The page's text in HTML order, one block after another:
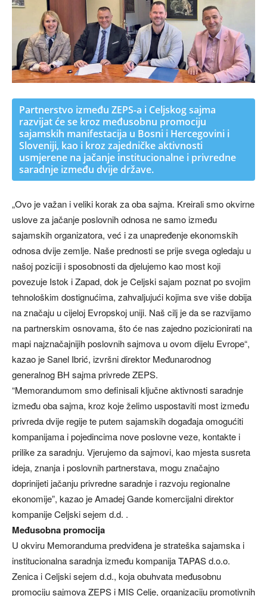
Partnerstvo između ZEPS-a i Celjskog sajma
razvijat će se kroz međusobnu promociju
sajamskih manifestacija u Bosni i Hercegovini i
Sloveniji, kao i kroz zajedničke aktivnosti
usmjerene na jačanje institucionalne i privredne
saradnje između dvije države.
„Ovo je važan i veliki korak za oba sajma. Kreirali smo okvirne
uslove za jačanje poslovnih odnosa ne samo između
sajamskih organizatora, već i za unapređenje ekonomskih
odnosa dvije zemlje. Naše prednosti se prije svega ogledaju u
našoj poziciji i sposobnosti da djelujemo kao most koji
povezuje Istok i Zapad, dok je Celjski sajam poznat po svojim
tehnološkim dostignućima, zahvaljujući kojima sve više dobija
na značaju u cijeloj Evropskoj uniji. Naš cilj je da se razvijamo
na partnerskim osnovama, što će nas zajedno pozicionirati na
mapi najznačajnijih poslovnih sajmova u ovom dijelu Evrope“,
kazao je Sanel Ibrić, izvršni direktor Međunarodnog
generalnog BH sajma privrede ZEPS.
“Memorandumom smo definisali ključne aktivnosti saradnje
između oba sajma, kroz koje želimo uspostaviti most između
privreda dvije regije te putem sajamskih događaja omogućiti
kompanijama i pojedincima nove poslovne veze, kontakte i
prilike za saradnju. Vjerujemo da sajmovi, kao mjesta susreta
ideja, znanja i poslovnih partnerstava, mogu značajno
doprinijeti jačanju privredne saradnje i razvoju regionalne
ekonomije”, kazao je Amadej Gande komercijalni direktor
kompanije Celjski sejem d.d. .
Međusobna promocija
U okviru Memoranduma predviđena je strateška sajamska i
institucionalna saradnja između kompanija TAPAS d.o.o.
Zenica i Celjski sejem d.d., koja obuhvata međusobnu
promociju sajmova ZEPS i MIS Celje, organizaciju promotivnih